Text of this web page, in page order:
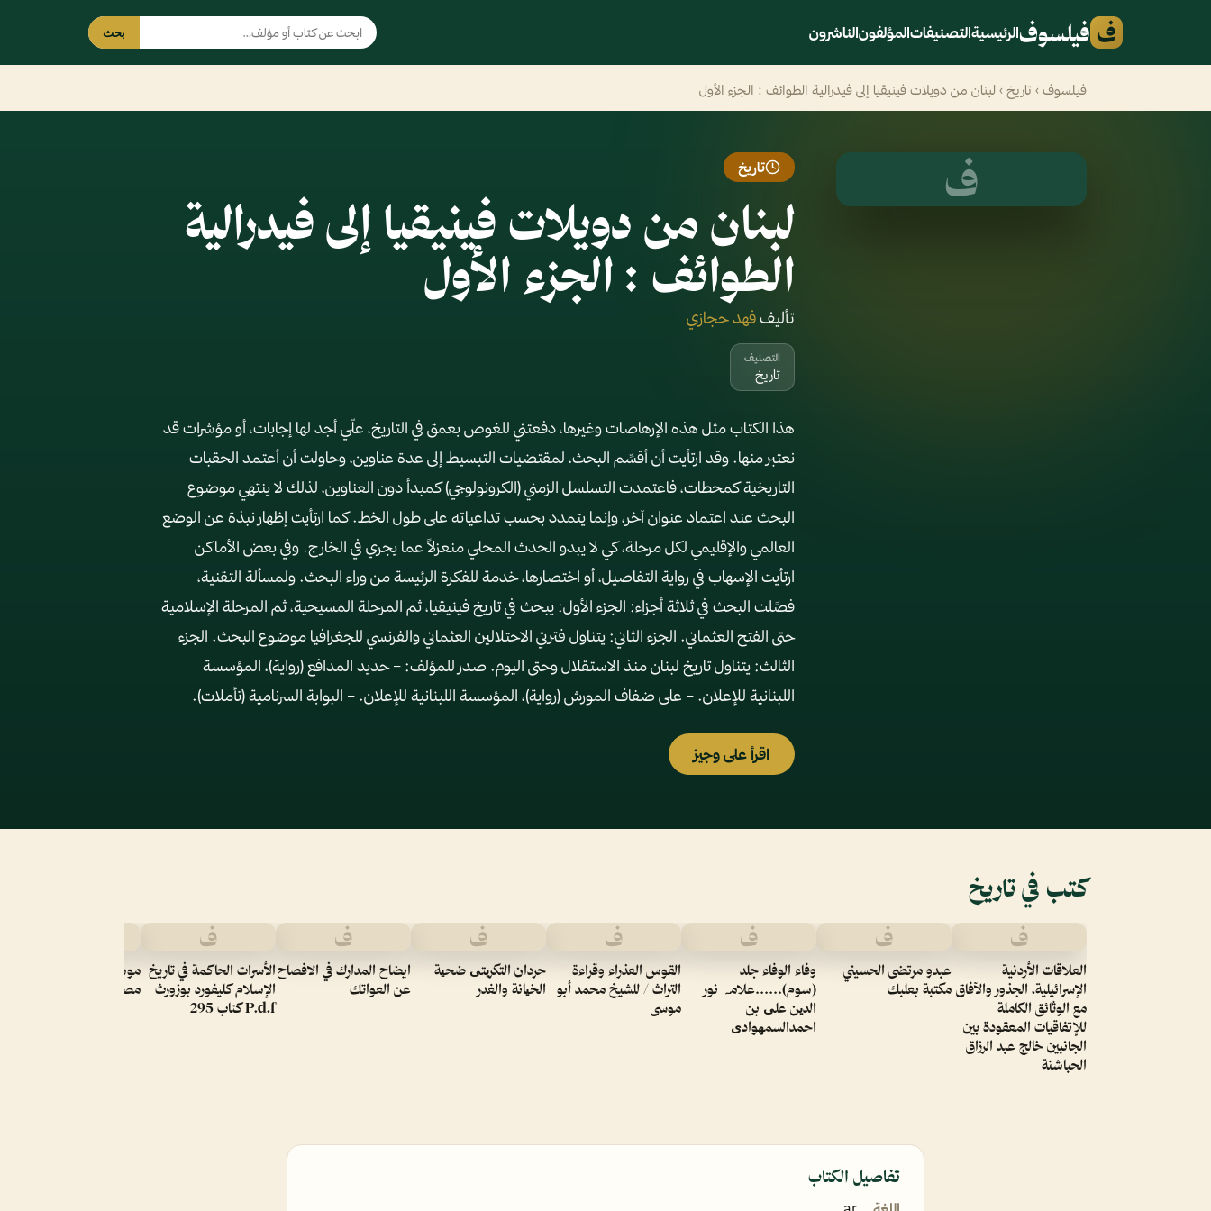
ف فيلسوفالرئيسيةالتصنيفاتالمؤلفونالناشرون بحث
فيلسوف › تاريخ › لبنان من دويلات فينيقيا إلى فيدرالية الطوائف : الجزء الأول
ف تاريخ
لبنان من دويلات فينيقيا إلى فيدرالية
الطوائف : الجزء الأول
تأليففهد حجازي
التصنيف
تاريخ
هذا الكتاب مثل هذه الإرهاصات وغيرها، دفعتني للغوص بعمق في التاريخ، علّي أجد لها إجابات، أو مؤشرات قد
نعتبر منها. وقد ارتأيت أن أقسِّم البحث، لمقتضيات التبسيط إلى عدة عناوين، وحاولت أن أعتمد الحقبات
التاريخية كمحطات، فاعتمدت التسلسل الزمني (الكرونولوجي) كمبدأ دون العناوين، لذلك لا ينتهي موضوع
البحث عند اعتماد عنوان آخر، وإنما يتمدد بحسب تداعياته على طول الخط. كما ارتأيت إظهار نبذة عن الوضع
العالمي والإقليمي لكل مرحلة، كي لا يبدو الحدث المحلي منعزلاً عما يجري في الخارج. وفي بعض الأماكن
ارتأيت الإسهاب في رواية التفاصيل، أو اختصارها، خدمة للفكرة الرئيسة من وراء البحث. ولمسألة التقنية،
فصَّلت البحث في ثلاثة أجزاء: الجزء الأول: يبحث في تاريخ فينيقيا، ثم المرحلة المسيحية، ثم المرحلة الإسلامية
حتى الفتح العثماني. الجزء الثاني: يتناول فترتي الاحتلالين العثماني والفرنسي للجغرافيا موضوع البحث. الجزء
الثالث: يتناول تاريخ لبنان منذ الاستقلال وحتى اليوم. صدر للمؤلف: – حديد المدافع (رواية)، المؤسسة
اللبنانية للإعلان. – على ضفاف المورش (رواية)، المؤسسة اللبنانية للإعلان. – البوابة السرنامية (تأملات).
اقرأ على وجيز
كتب في تاريخ
ف
العلاقات الأردنية
الإسرائيلية، الجذور والآفاق
مع الوثائق الكاملة
للإتفاقيات المعقودة بين
الجانبين خالج عبد الرزاق
الحباشنة
ف
عبدو مرتضى الحسيني
مكتبة بعلبك
ف
وفاء الوفاء جلد
(سوم)۔۔۔۔۔۔علامہ نور
الدین علی بن
احمدالسمھوادی
ف
القوس العذراء وقراءة
التراث / للشيخ محمد أبو
موسى
ف
حردان التكریتی ضحیة
الخیانة والغدر
ف
ايضاح المدارك في الافصاح
عن العواتك
ف
الأسرات الحاكمة في تاريخ
الإسلام كليفورد بوزورث
P.d.f كتاب 295
موسوعة عظماء في تاريخ
مصر
تفاصيل الكتاب